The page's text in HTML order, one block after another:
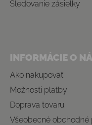
Sledovanie zásielky
INFORMÁCIE O
Ako nakupovať
Možnosti platby
Doprava tovaru
Všeobecné obchodné